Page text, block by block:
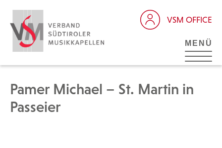
VSM OFFICE
MENÜ
Pamer Michael – St. Martin in
Passeier